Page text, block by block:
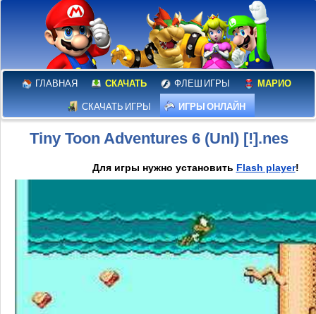
ГЛАВНАЯ СКАЧАТЬ ФЛЕШ ИГРЫ МАРИО
СКАЧАТЬ ИГРЫ ИГРЫ ОНЛАЙН
Tiny Toon Adventures 6 (Unl) [!].nes
Для игры нужно установить Flash player!